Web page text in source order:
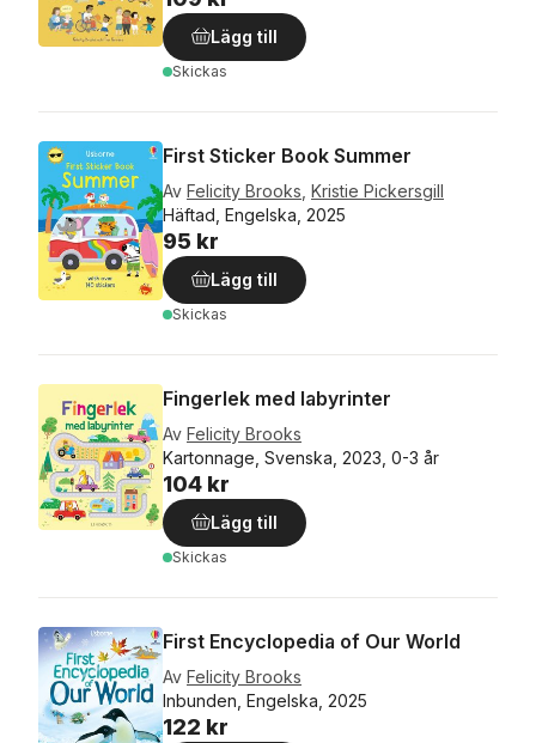
Lägg till
Skickas
First Sticker Book Summer
Av Felicity Brooks Kristie Pickersgill
Häftad, Engelska, 2025
95 kr
Lägg till
Skickas
Fingerlek med labyrinter
Av Felicity Brooks
Kartonnage, Svenska, 2023, 0-3 år
104 kr
Lägg till
Skickas
First Encyclopedia of Our World
Av Felicity Brooks
Inbunden, Engelska, 2025
122 kr